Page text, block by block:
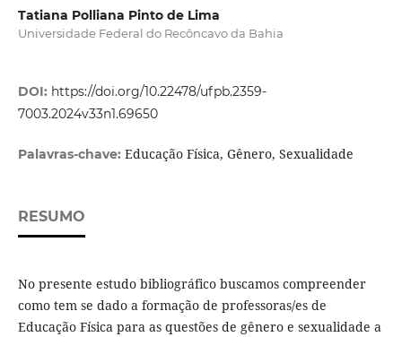
Tatiana Polliana Pinto de Lima
Universidade Federal do Recôncavo da Bahia
DOI: https://doi.org/10.22478/ufpb.2359-
7003.2024v33n1.69650
Palavras-chave: Educação Física, Gênero, Sexualidade
RESUMO
No presente estudo bibliográfico buscamos compreender
como tem se dado a formação de professoras/es de
Educação Física para as questões de gênero e sexualidade a